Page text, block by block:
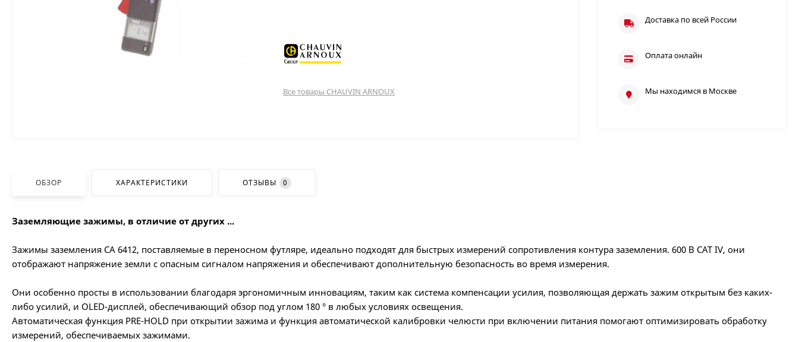
Все товары CHAUVIN ARNOUX
Доставка по всей России
Оплата онлайн
Мы находимся в Москве
ОБЗОР ХАРАКТЕРИСТИКИ ОТЗЫВЫ 0
Заземляющие зажимы, в отличие от других ...
Зажимы заземления CA 6412, поставляемые в переносном футляре, идеально подходят для быстрых измерений сопротивления контура заземления. 600 В CAT IV, они
отображают напряжение земли с опасным сигналом напряжения и обеспечивают дополнительную безопасность во время измерения.
Они особенно просты в использовании благодаря эргономичным инновациям, таким как система компенсации усилия, позволяющая держать зажим открытым без каких-
либо усилий, и OLED-дисплей, обеспечивающий обзор под углом 180 ° в любых условиях освещения.
Автоматическая функция PRE-HOLD при открытии зажима и функция автоматической калибровки челюсти при включении питания помогают оптимизировать обработку
измерений, обеспечиваемых зажимами.